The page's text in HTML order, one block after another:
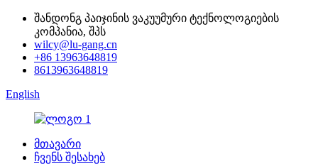
შანდონგ პაიჯინის ვაკუუმური ტექნოლოგიების
კომპანია, შპს
wilcy@lu-gang.cn
+86 13963648819
8613963648819
English
მთავარი
ჩვენს შესახებ